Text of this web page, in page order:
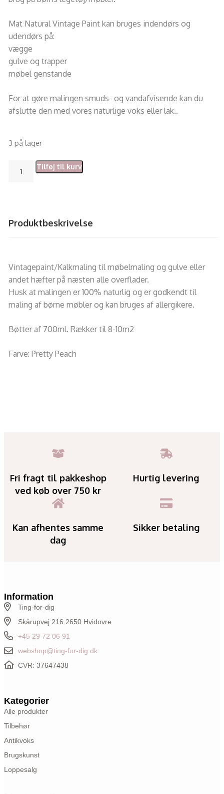
Mat Natural Vintage Paint kan bruges indendørs og
udendørs på:
vægge
gulve og trapper
møbel genstande
For at gøre malingen smuds- og vandafvisende kan du
afslutte den med vores naturlige voks eller lak..
3 på lager
Tilføj til kurv
Produktbeskrivelse
Vintagepaint/Kalkmaling til møbelmaling og gulve eller
andet hæfter på næsten alle overflader.
Husk at malingen er 100% naturlig og er godkendt til
maling af børne møbler og kan bruges af allergikere.
Bøtter af 700ml. Rækker til 8-10m2
Farve: Pretty Peach
Fri fragt til pakkeshop
ved køb over 750 kr
Hurtig levering
Kan afhentes samme
dag
Sikker betaling
Information
Ting-for-dig
Skårupvej 216 2650 Hvidovre
+45 29 72 06 91
webshop@ting-for-dig.dk
CVR: 37647438
Kategorier
Alle produkter
Tilbehør
Antikvoks
Brugskunst
Loppesalg